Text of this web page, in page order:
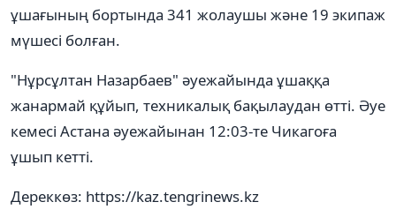
ұшағының бортында 341 жолаушы және 19 экипаж
мүшесі болған.
"Нұрсұлтан Назарбаев" әуежайында ұшаққа
жанармай құйып, техникалық бақылаудан өтті. Әуе
кемесі Астана әуежайынан 12:03-те Чикагоға
ұшып кетті.
Дереккөз: https://kaz.tengrinews.kz